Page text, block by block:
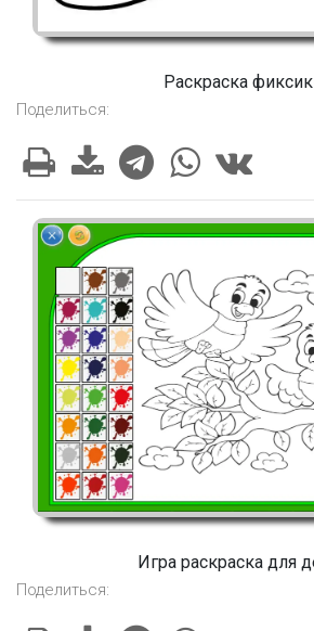
Раскраска
Поделиться:
Игра раскраска для
Поделиться: